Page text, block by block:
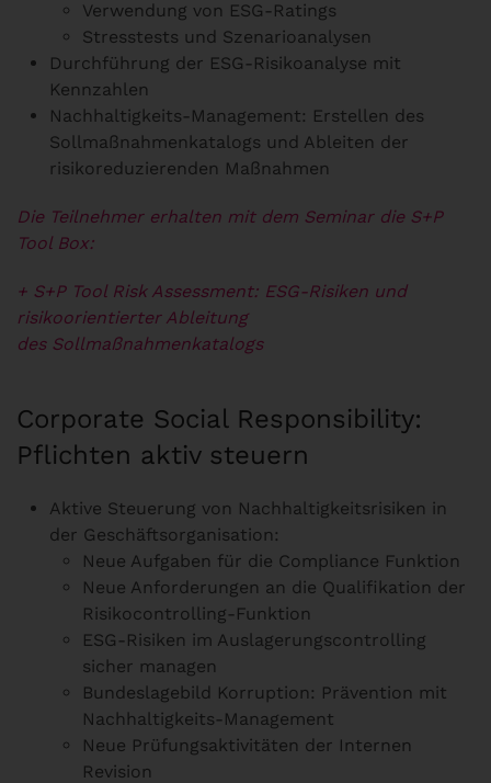
Verwendung von ESG-Ratings
Stresstests und Szenarioanalysen
Durchführung der ESG-Risikoanalyse mit
Kennzahlen
Nachhaltigkeits-Management: Erstellen des
Sollmaßnahmenkatalogs und Ableiten der
risikoreduzierenden Maßnahmen
Die Teilnehmer erhalten mit dem Seminar die S+P
Tool Box:
+ S+P Tool Risk Assessment: ESG-Risiken und
risikoorientierter Ableitung
des Sollmaßnahmenkatalogs
Corporate Social Responsibility:
Pflichten aktiv steuern
Aktive Steuerung von Nachhaltigkeitsrisiken in
der Geschäftsorganisation:
Neue Aufgaben für die Compliance Funktion
Neue Anforderungen an die Qualifikation der
Risikocontrolling-Funktion
ESG-Risiken im Auslagerungscontrolling
sicher managen
Bundeslagebild Korruption: Prävention mit
Nachhaltigkeits-Management
Neue Prüfungsaktivitäten der Internen
Revision